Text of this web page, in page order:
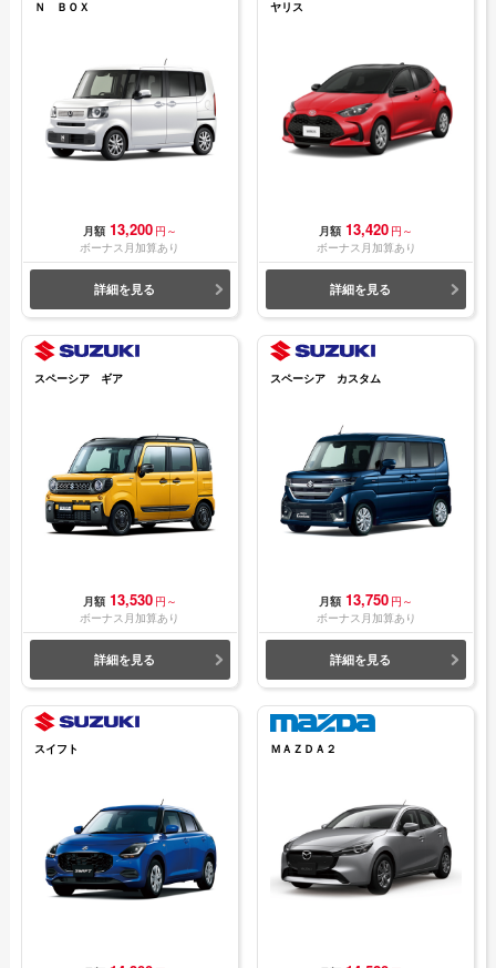
Ｎ ＢＯＸ
月額 13,200 円～
ボーナス月加算あり
詳細を見る
ヤリス
月額 13,420 円～
ボーナス月加算あり
詳細を見る
スペーシア ギア
月額 13,530 円～
ボーナス月加算あり
詳細を見る
スペーシア カスタム
月額 13,750 円～
ボーナス月加算あり
詳細を見る
スイフト ＭＡＺＤＡ２